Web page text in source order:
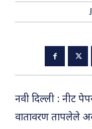
नवी दिल्ली : नीट
वातावरण तापलेले